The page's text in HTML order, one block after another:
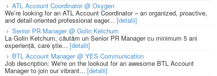
ATL Account Coordinator @ Oxygen
We’re looking for an ATL Account Coordinator – an organized, proactive,
and detail-oriented professional eager... [detalii]
Senior PR Manager @ Golin Ketchum
La Golin Ketchum, căutăm un Senior PR Manager cu minimum 5 ani
experiență, care știe... [detalii]
BTL Account Manager @ YES Communication
Job description: We're on the lookout for an awesome BTL Account
Manager to join our vibrant... [detalii]